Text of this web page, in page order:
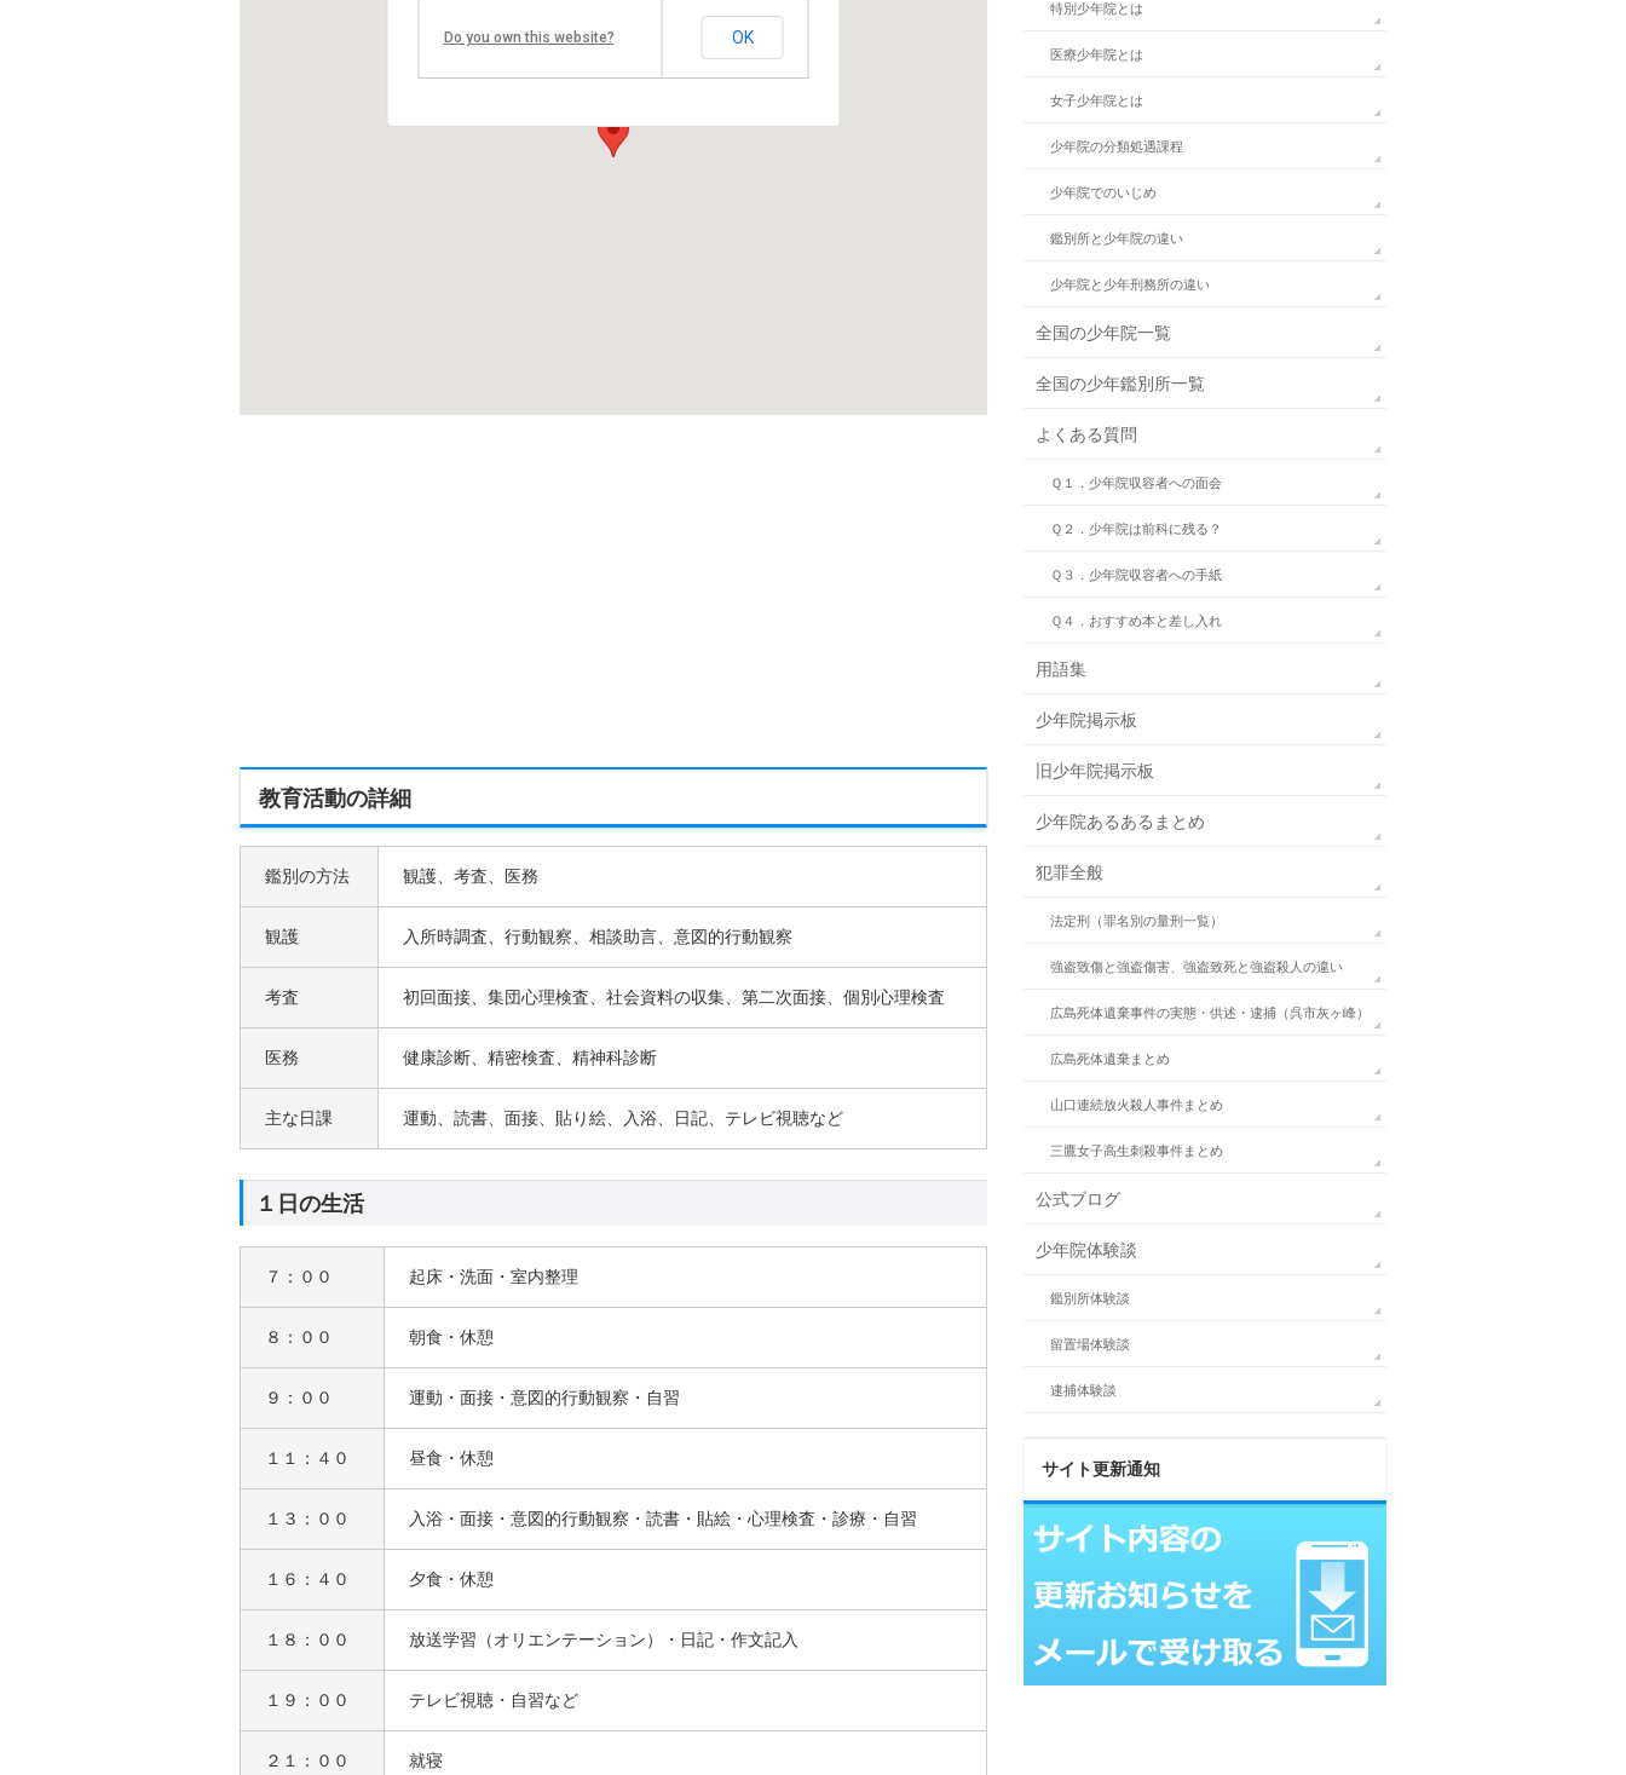
釧路少年鑑別所
〒085-0834
Do you own this website? OK
教育活動の詳細
鑑別の方法 観護、考査、医務
観護 入所時調査、行動観察、相談助言、意図的行動観察
考査 初回面接、集団心理検査、社会資料の収集、第二次面接、個別心理検査
医務 健康診断、精密検査、精神科診断
主な日課 運動、読書、面接、貼り絵、入浴、日記、テレビ視聴など
１日の生活
７：００ 起床・洗面・室内整理
８：００ 朝食・休憩
９：００ 運動・面接・意図的行動観察・自習
１１：４０ 昼食・休憩
１３：００ 入浴・面接・意図的行動観察・読書・貼絵・心理検査・診療・自習
１６：４０ 夕食・休憩
１８：００ 放送学習（オリエンテーション）・日記・作文記入
１９：００ テレビ視聴・自習など
２１：００ 就寝
特別少年院とは
医療少年院とは
女子少年院とは
少年院の分類処遇課程
少年院でのいじめ
鑑別所と少年院の違い
少年院と少年刑務所の違い
全国の少年院一覧
全国の少年鑑別所一覧
よくある質問
Ｑ１．少年院収容者への面会
Ｑ２．少年院は前科に残る？
Ｑ３．少年院収容者への手紙
Ｑ４．おすすめ本と差し入れ
用語集
少年院掲示板
旧少年院掲示板
少年院あるあるまとめ
犯罪全般
法定刑（罪名別の量刑一覧）
強盗致傷と強盗傷害、強盗致死と強盗殺人の違い
広島死体遺棄事件の実態・供述・逮捕（呉市灰ヶ峰）
広島死体遺棄まとめ
山口連続放火殺人事件まとめ
三鷹女子高生刺殺事件まとめ
公式ブログ
少年院体験談
鑑別所体験談
留置場体験談
逮捕体験談
サイト更新通知